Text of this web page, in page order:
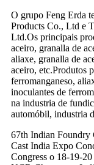
O grupo Feng Erda
Products Co., Ltd e
Ltd.Os principais
aceiro, granalla de
aliaxe, granalla de
aceiro, etc.Produtos
ferromanganeso,
inoculantes de
na industria de
automóbil, industria
67th Indian Foundry
Cast India Expo
Congress o 18-19-